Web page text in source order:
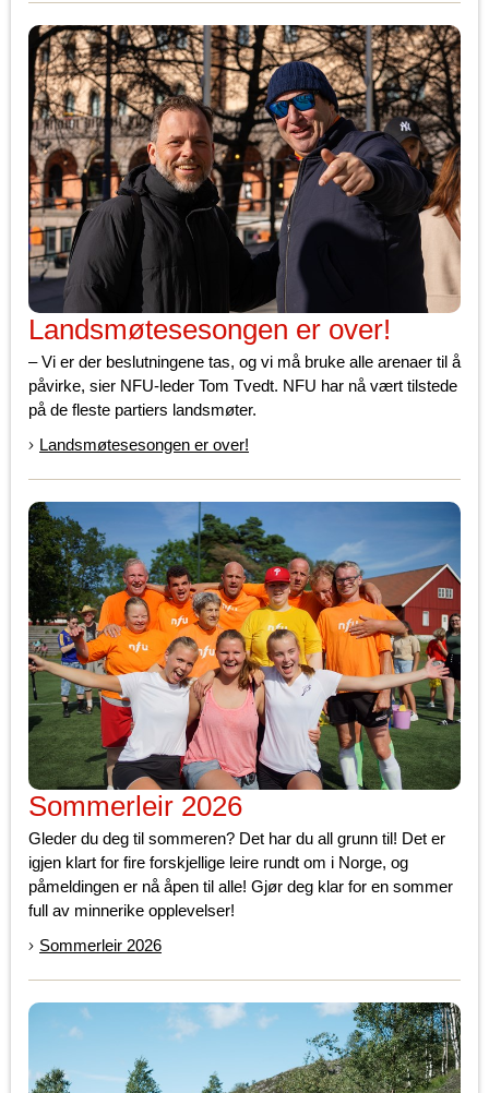
Landsmøtesesongen er over!
– Vi er der beslutningene tas, og vi må bruke alle arenaer til å
påvirke, sier NFU-leder Tom Tvedt. NFU har nå vært tilstede
på de fleste partiers landsmøter.
Landsmøtesesongen er over!
Sommerleir 2026
Gleder du deg til sommeren? Det har du all grunn til! Det er
igjen klart for fire forskjellige leire rundt om i Norge, og
påmeldingen er nå åpen til alle! Gjør deg klar for en sommer
full av minnerike opplevelser!
Sommerleir 2026